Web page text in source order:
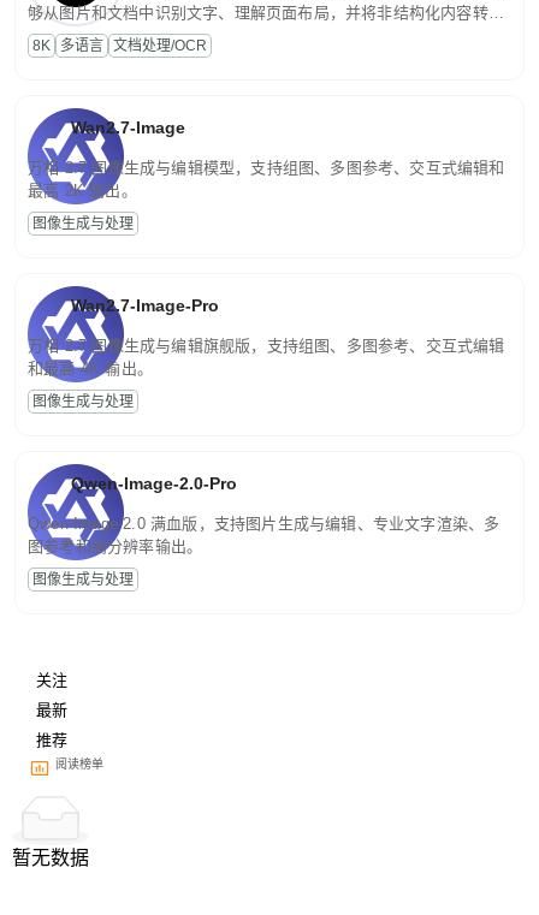
够从图片和文档中识别文字、理解页面布局，并将非结构化内容转换
为便于存储、检索和二次处理的结构化结果。
8K 多语言 文档处理/OCR
Wan2.7-Image
万相 2.7 图像生成与编辑模型，支持组图、多图参考、交互式编辑和
最高 2K 输出。
图像生成与处理
Wan2.7-Image-Pro
万相 2.7 图像生成与编辑旗舰版，支持组图、多图参考、交互式编辑
和最高 4K 输出。
图像生成与处理
Qwen-Image-2.0-Pro
Qwen-Image-2.0 满血版，支持图片生成与编辑、专业文字渲染、多
图参考和高分辨率输出。
图像生成与处理
关注
最新
推荐
阅读榜单
暂无数据